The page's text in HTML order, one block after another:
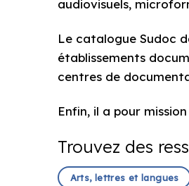
audiovisuels,
Le catalogue Sudoc
établissements
centres de
Enfin, il a pour
Trouvez des
Arts, lettres et langues